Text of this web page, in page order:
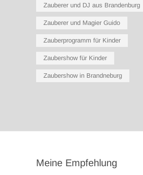
Zauberer und DJ aus Brandenburg
Zauberer und Magier Guido
Zauberprogramm für Kinder
Zaubershow für Kinder
Zaubershow in Brandneburg
Meine Empfehlung